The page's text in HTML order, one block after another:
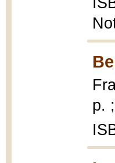
p.